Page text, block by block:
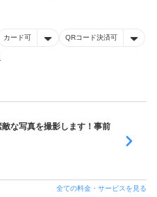
カード可 QRコード決済可
敵な写真を撮影します！事前
全ての料金・サービスを見る